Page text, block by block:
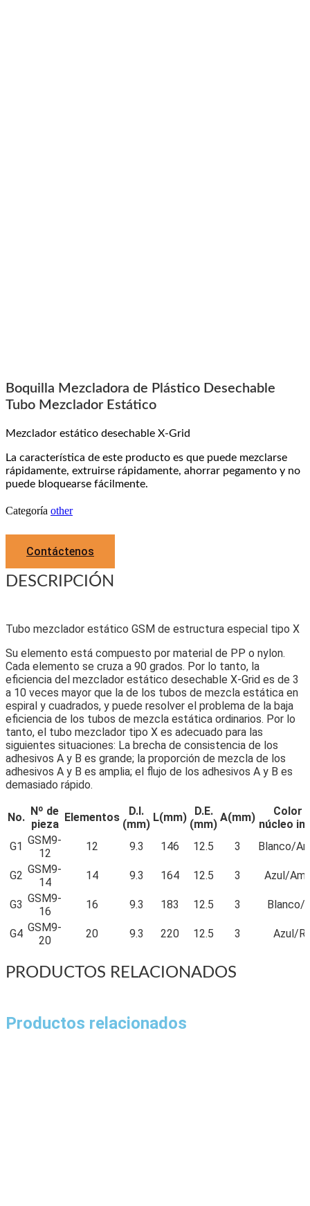
Boquilla Mezcladora de Plástico Desechable
Tubo Mezclador Estático
Mezclador estático desechable X-Grid
La característica de este producto es que puede mezclarse
rápidamente, extruirse rápidamente, ahorrar pegamento y no
puede bloquearse fácilmente.
Categoría other
Contáctenos
DESCRIPCIÓN
Tubo mezclador estático GSM de estructura especial tipo X
Su elemento está compuesto por material de PP o nylon.
Cada elemento se cruza a 90 grados. Por lo tanto, la
eficiencia del mezclador estático desechable X-Grid es de 3
a 10 veces mayor que la de los tubos de mezcla estática en
espiral y cuadrados, y puede resolver el problema de la baja
eficiencia de los tubos de mezcla estática ordinarios. Por lo
tanto, el tubo mezclador tipo X es adecuado para las
siguientes situaciones: La brecha de consistencia de los
adhesivos A y B es grande; la proporción de mezcla de los
adhesivos A y B es amplia; el flujo de los adhesivos A y B es
demasiado rápido.
No. Nº de
pieza
Elementos
D.I.
(mm)
L(mm)
D.E.
(mm)
A(mm)
Color
núcleo
G1 GSM9-
12
12 9.3 146 12.5 3 Blanco/
G2 GSM9-
14
14 9.3 164 12.5 3 Azul/
G3 GSM9-
16
16 9.3 183 12.5 3 Blanco/
G4 GSM9-
20
20 9.3 220 12.5 3 Azul/
PRODUCTOS RELACIONADOS
Productos relacionados